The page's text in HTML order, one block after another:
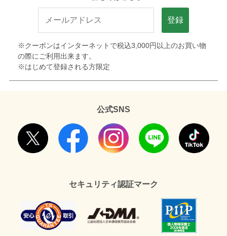
登録
※クーポンはインターネットで税込3,000円以上のお買い物
の際にご利用出来ます。
※はじめて登録される方限定
公式SNS
セキュリティ認証マーク